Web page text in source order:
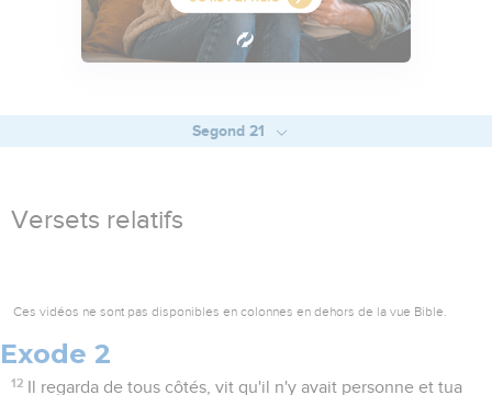
Segond 21
Versets relatifs
Ces vidéos ne sont pas disponibles en colonnes en dehors de la vue Bible.
Exode 2
12
Il regarda de tous côtés, vit qu'il n'y avait personne et tua